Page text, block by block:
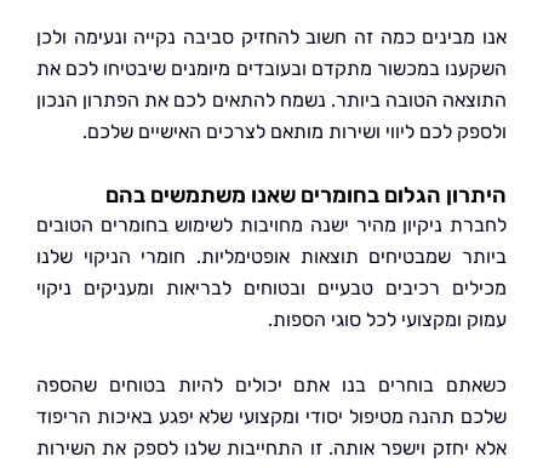
כמה זה חשוב להחזיק סביבה נקייה ונעימה ולכן
במכשור מתקדם ובעובדים מיומנים שיבטיחו לכם את
הטובה ביותר. נשמח להתאים לכם את הפתרון הנכון
לכם ליווי ושירות מותאם לצרכים האישיים שלכם.
הגלום בחומרים שאנו משתמשים בהם
ניקיון מהיר ישנה מחויבות לשימוש בחומרים הטובים
שמבטיחים תוצאות אופטימליות. חומרי הניקוי שלנו
רכיבים טבעיים ובטוחים לבריאות ומעניקים ניקוי
ומקצועי לכל סוגי הספות.
בוחרים בנו אתם יכולים להיות בטוחים שהספה
תהנה מטיפול יסודי ומקצועי שלא יפגע באיכות הריפוד
וישפר אותה. זו התחייבות שלנו לספק את השירות